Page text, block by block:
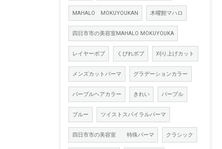
MAHALO MOKUYOUKAN 木曜館マハロ
四日市市の美容室MAHALO MOKUYOUKA
レイヤーボブ くびれボブ 刈り上げカット
メンズカットパーマ グラデーションカラー
パープルヘアカラー きれい パープル
ブルー ツイストスパイラルパーマ
四日市市の美容室 特殊パーマ クラシック